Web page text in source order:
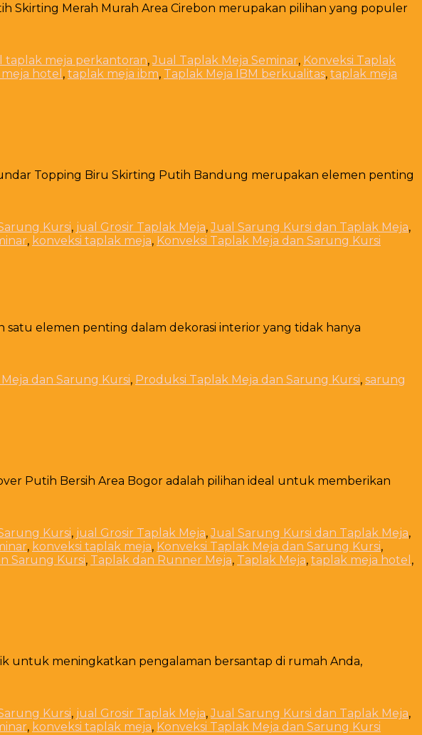
Skirting Merah Murah Area Cirebon merupakan pilihan yang populer
taplak meja perkantoran,Jual Taplak Meja Seminar, Konveksi Taplak
hotel , taplak meja ibm, Taplak Meja IBM berkualitas, taplak meja
Topping Biru Skirting Putih Bandung merupakan elemen penting
Kursi, jual Grosir Taplak Meja,Jual Sarung Kursi dan Taplak Meja,
, konveksi taplak meja, Konveksi Taplak Meja dan Sarung Kursi
satu elemen penting dalam dekorasi interior yang tidak hanya
dan Sarung Kursi, Produksi Taplak Meja dan Sarung Kursi, sarung
Putih Bersih Area Bogor adalah pilihan ideal untuk memberikan
Kursi, jual Grosir Taplak Meja,Jual Sarung Kursi dan Taplak Meja,
, konveksi taplak meja, Konveksi Taplak Meja dan Sarung Kursi,
Sarung Kursi, Taplak dan Runner Meja, Taplak Meja, taplak meja hotel ,
untuk meningkatkan pengalaman bersantap di rumah Anda,
Kursi, jual Grosir Taplak Meja,Jual Sarung Kursi dan Taplak Meja,
, konveksi taplak meja, Konveksi Taplak Meja dan Sarung Kursi